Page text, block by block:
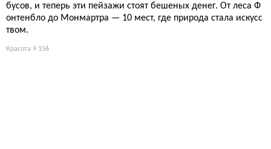
бусов, и теперь эти пейзажи стоят бешеных денег. От леса Ф
онтенбло до Монмартра — 10 мест, где природа стала искусс
твом.
Красота 9 156